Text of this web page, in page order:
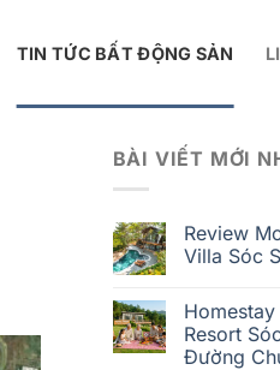
TIN TỨC BẤT ĐỘNG SẢN
BÀI VIẾT MỚI
Review
Villa Sóc
Resort
Đường